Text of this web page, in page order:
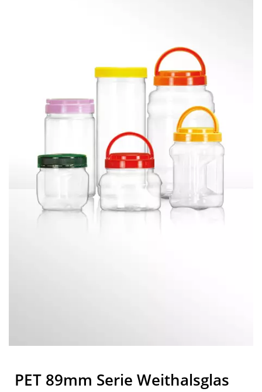
PET 89mm Serie Weithalsglas